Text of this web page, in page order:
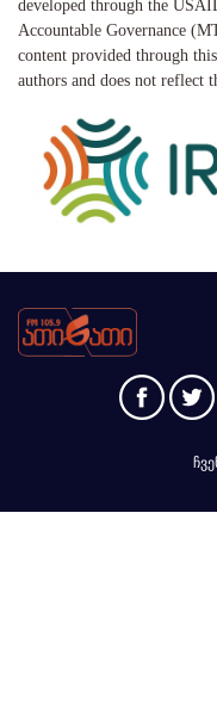
developed through the
Accountable Governance
content provided through
authors and does not